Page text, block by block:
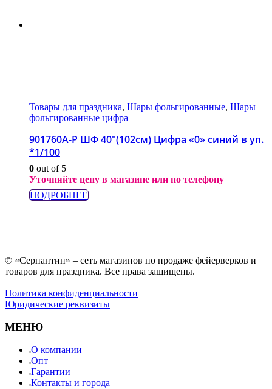
Товары для праздника, Шары фольгированные, Шары
фольгированные цифра
901760A-P ШФ 40″(102см) Цифра «0» синий в уп.
*1/100
0 out of 5
Уточняйте цену в магазине или по телефону
ПОДРОБНЕЕ
© «Серпантин» – сеть магазинов по продаже фейерверков и
товаров для праздника. Все права защищены.
Политика конфиденциальности
Юридические реквизиты
МЕНЮ
О компании
Опт
Гарантии
Контакты и города